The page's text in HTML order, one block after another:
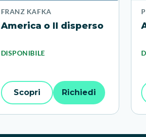
FRANZ KAFKA
America o Il disperso
DISPONIBILE
Scopri Richiedi